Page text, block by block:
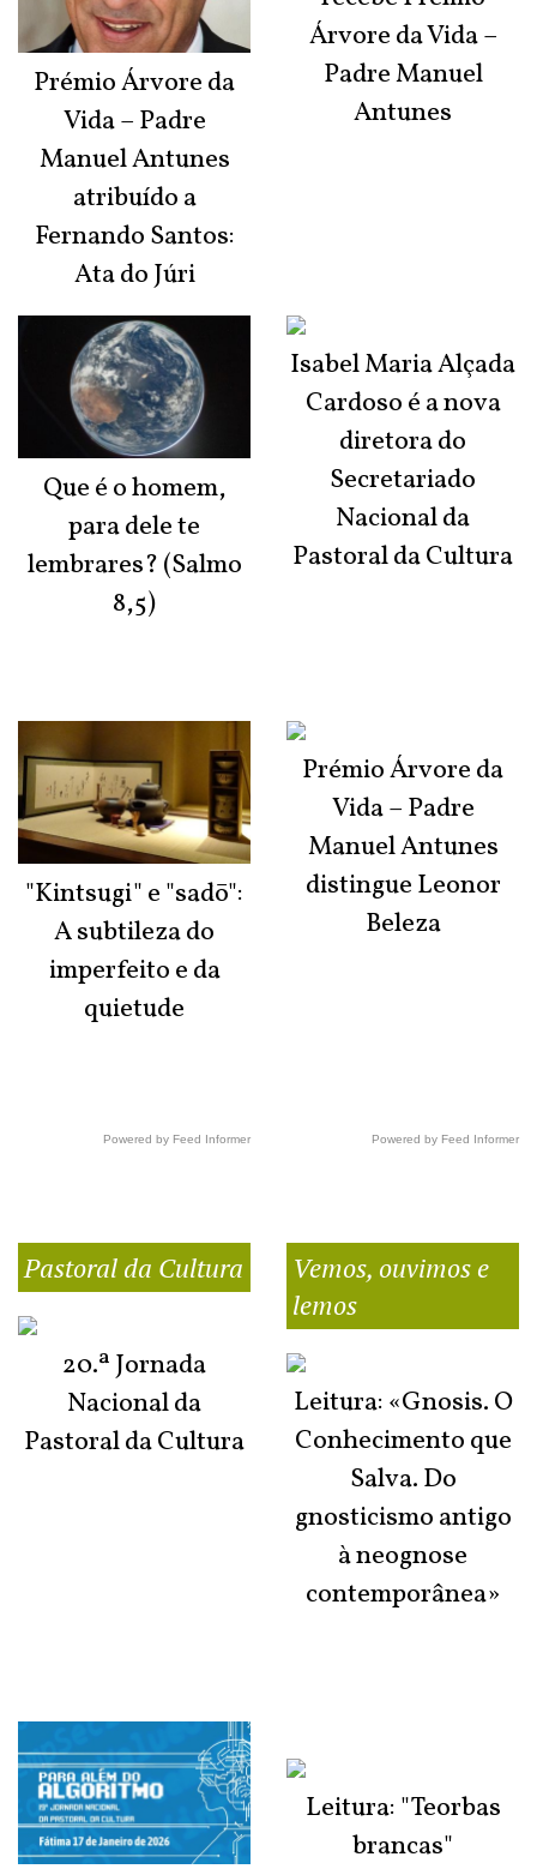
Prémio Árvore da
Vida – Padre
Manuel Antunes
atribuído a
Fernando Santos:
Ata do Júri
Que é o homem,
para dele te
lembrares? (Salmo
8,5)
"Kintsugi" e "sadō":
A subtileza do
imperfeito e da
quietude
Powered by Feed Informer
Árvore da Vida –
Padre Manuel
Antunes
Isabel Maria Alçada
Cardoso é a nova
diretora do
Secretariado
Nacional da
Pastoral da Cultura
Prémio Árvore da
Vida – Padre
Manuel Antunes
distingue Leonor
Beleza
Powered by Feed Informer
Pastoral da Cultura
20.ª Jornada
Nacional da
Pastoral da Cultura
Vemos, ouvimos e
lemos
Leitura: «Gnosis. O
Conhecimento que
Salva. Do
gnosticismo antigo
à neognose
contemporânea»
Leitura: "Teorbas
brancas"